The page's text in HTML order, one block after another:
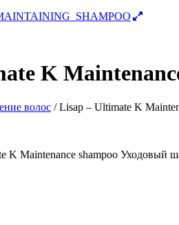
K
волос / Lisap – Ultimate K
K Maintenance shampoo Уходовый